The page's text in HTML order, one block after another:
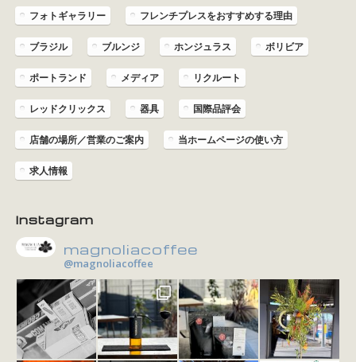
フォトギャラリー フレンチプレスをおすすめする理由
ブラジル ブルンジ ホンジュラス ボリビア
ポートランド メディア リクルート
レッドクリックス 器具 国際品評会
店舗の場所／営業のご案内 当ホームページの使い方
求人情報
Instagram
magnoliacoffee
@magnoliacoffee